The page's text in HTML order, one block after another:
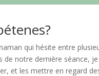
qui hésite entre
notre dernière séance,
et les mettre en regard